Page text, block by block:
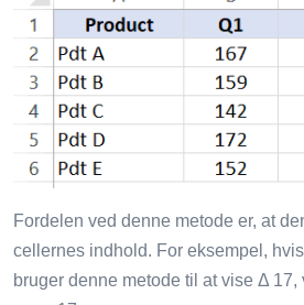
Fordelen ved denne metode er, at
cellernes indhold. For eksempel,
bruger denne metode til at vise Δ